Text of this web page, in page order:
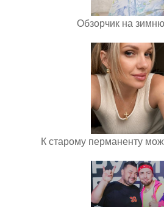
Обзорчик на
К старому перманенту